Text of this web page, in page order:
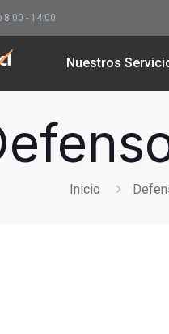
8:00 - 14:00
Nuestros
Inicio